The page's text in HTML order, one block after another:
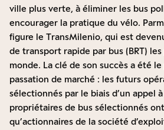
ville plus verte, à éliminer les bus
encourager la pratique du vélo.
figure le TransMilenio, qui est
de transport rapide par bus (BRT)
monde. La clé de son succès a été le
passation de marché : les futurs
sélectionnés par le biais d’un appel
propriétaires de bus sélectionnés
qu’actionnaires de la société